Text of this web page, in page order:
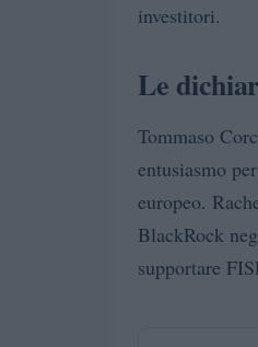
investitori.
Le
Tommaso
entusiasmo
europeo.
BlackRock
supportare